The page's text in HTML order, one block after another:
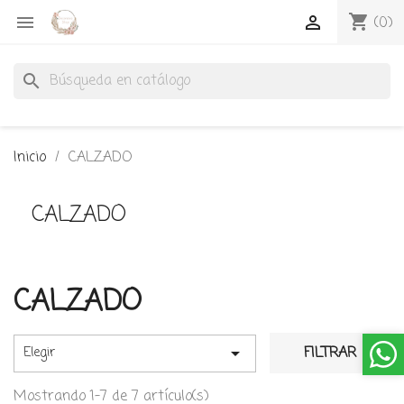
 shopping_cart (0)

search
Inicio CALZADO
CALZADO
CALZADO
Elegir 
FILTRAR
Mostrando 1-7 de 7 artículo(s)